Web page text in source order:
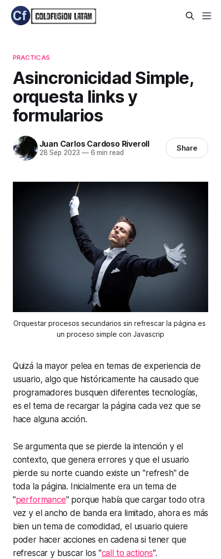
PRACTICAS
Asincronicidad Simple,
orquesta links y
formularios
Juan Carlos Cardoso Riveroll
28 Sep 2023 —6 min read Share
Orquestar procesos secundarios sin refrescar la página es
un proceso simple con Javascrip
Quizá la mayor pelea en temas de experiencia de
usuario, algo que históricamente ha causado que
programadores busquen diferentes tecnologías,
es el tema de recargar la página cada vez que se
hace alguna acción.
Se argumenta que se pierde la intención y el
contexto, que genera errores y que el usuario
pierde su norte cuando existe un "refresh" de
toda la página. Inicialmente era un tema de
"performance" porque había que cargar todo otra
vez y el ancho de banda era limitado, ahora es más
bien un tema de comodidad, el usuario quiere
poder hacer acciones en cadena si tener que
refrescar y buscar los "call to actions".